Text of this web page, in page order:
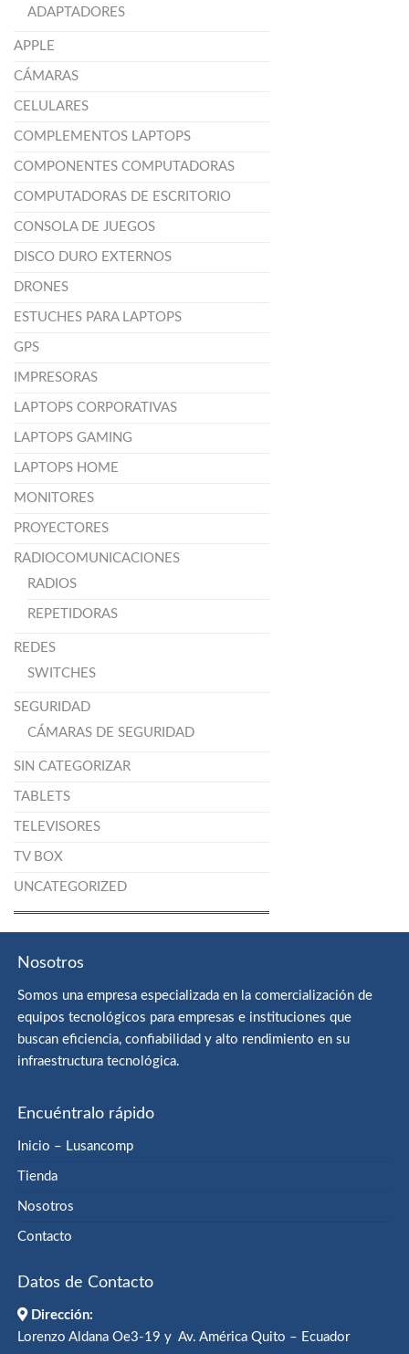
ADAPTADORES
APPLE
CÁMARAS
CELULARES
COMPLEMENTOS LAPTOPS
COMPONENTES COMPUTADORAS
COMPUTADORAS DE ESCRITORIO
CONSOLA DE JUEGOS
DISCO DURO EXTERNOS
DRONES
ESTUCHES PARA LAPTOPS
GPS
IMPRESORAS
LAPTOPS CORPORATIVAS
LAPTOPS GAMING
LAPTOPS HOME
MONITORES
PROYECTORES
RADIOCOMUNICACIONES
RADIOS
REPETIDORAS
REDES
SWITCHES
SEGURIDAD
CÁMARAS DE SEGURIDAD
SIN CATEGORIZAR
TABLETS
TELEVISORES
TV BOX
UNCATEGORIZED
Nosotros
Somos una empresa especializada en la comercialización de
equipos tecnológicos para empresas e instituciones que
buscan eficiencia, confiabilidad y alto rendimiento en su
infraestructura tecnológica.
Encuéntralo rápido
Inicio – Lusancomp
Tienda
Nosotros
Contacto
Datos de Contacto
Dirección:
Lorenzo Aldana Oe3-19 y Av. América Quito – Ecuador